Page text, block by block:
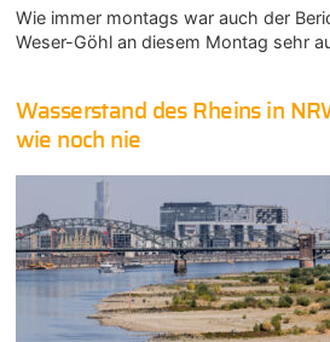
Wie immer montags war auch der
Weser-Göhl an diesem Montag sehr
Wasserstand des Rheins in
wie noch nie